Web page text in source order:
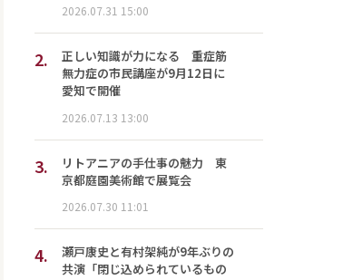
2026.07.31 15:00
2.
正しい知識が力になる 重症筋
無力症の市民講座が9月12日に
愛知で開催
2026.07.13 13:00
3.
リトアニアの手仕事の魅力 東
京都庭園美術館で展覧会
2026.07.30 11:01
4.
瀬戸康史と有村架純が9年ぶりの
共演「閉じ込められているもの